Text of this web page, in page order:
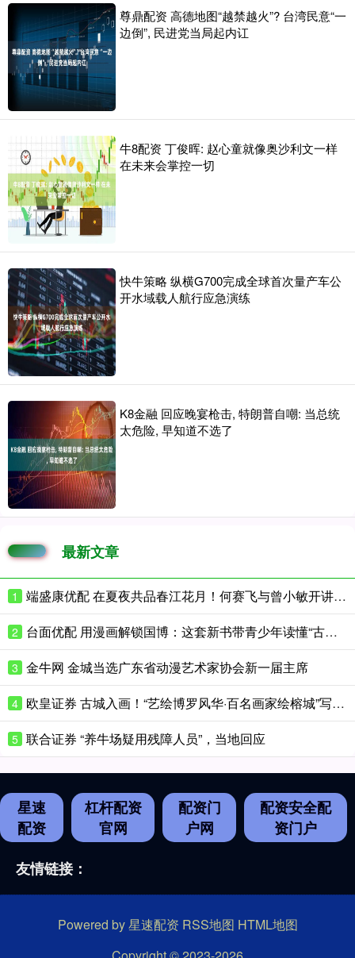
尊鼎配资 高德地图“越禁越火”? 台湾民意“一
边倒”, 民进党当局起内讧
牛8配资 丁俊晖: 赵心童就像奥沙利文一样
在未来会掌控一切
快牛策略 纵横G700完成全球首次量产车公
开水域载人航行应急演练
K8金融 回应晚宴枪击, 特朗普自嘲: 当总统
太危险, 早知道不选了
最新文章
1 端盛康优配 在夏夜共品春江花月！何赛飞与曾小敏开讲花城文学课
2 台面优配 用漫画解锁国博：这套新书带青少年读懂“古代中国”
3 金牛网 金城当选广东省动漫艺术家协会新一届主席
4 欧皇证券 古城入画！“艺绘博罗风华·百名画家绘榕城”写生创作活动日前开幕
5 联合证券 “养牛场疑用残障人员”，当地回应
星速
配资
杠杆配资
官网
配资门
户网
配资安全配
资门户
友情链接：
Powered by星速配资 RSS地图 HTML地图